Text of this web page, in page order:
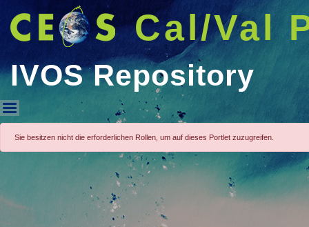
Cal/Val
IVOS Repository
IVOS Repository
Sie besitzen nicht die erforderlichen Rollen, um auf dieses Portlet zuzugreifen.